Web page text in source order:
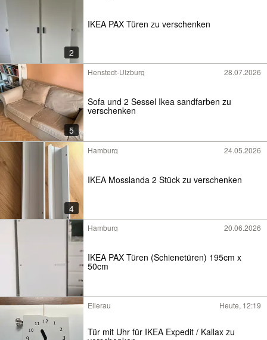
2
IKEA PAX Türen zu verschenken
5
Henstedt-Ulzburg 28.07.2026
Sofa und 2 Sessel Ikea sandfarben zu
verschenken
4
Hamburg 24.05.2026
IKEA Mosslanda 2 Stück zu verschenken
Hamburg 20.06.2026
IKEA PAX Türen (Schienetüren) 195cm x
50cm
Ellerau Heute, 12:19
Tür mit Uhr für IKEA Expedit / Kallax zu